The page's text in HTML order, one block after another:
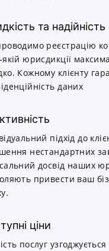
та надійність
реєстрацію
якій юрисдикції
Кожному клієнту
даних
підхід до
нестандартних
досвід наших
привести ваш
ціни
послуг